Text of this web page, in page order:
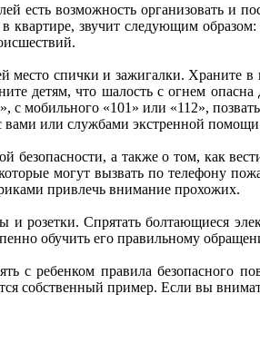
есть возможность организовать и
в квартире, звучит следующим
место спички и зажигалки. Храните
детям, что шалость с огнем
с мобильного «101» или «112»,
вами или службами экстренной
безопасности, а также о том, как
могут вызвать по телефону
привлечь внимание прохожих.
и розетки. Спрятать болтающиеся
обучить его правильному
с ребенком правила безопасного
собственный пример. Если вы